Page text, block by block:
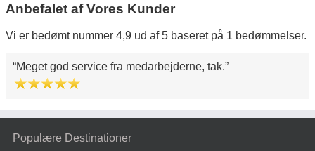
Anbefalet af Vores Kunder
Vi er bedømt nummer 4,9 ud af 5 baseret på 1 bedømmelser.
Meget god service fra medarbejderne, tak.
Populære Destinationer